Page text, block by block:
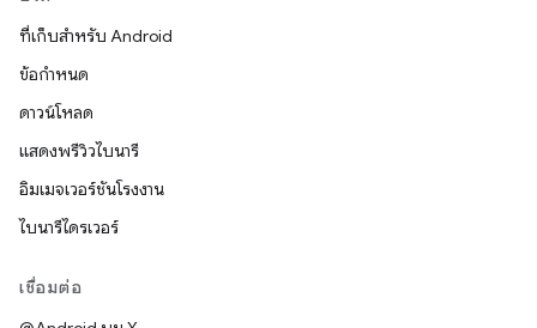
ที่เก็บสำหรับ Android
ข้อกำหนด
ดาวน์โหลด
แสดงพรีวิวไบนารี
อิมเมจเวอร์ชันโรงงาน
ไบนารีไดรเวอร์
เชื่อมต่อ